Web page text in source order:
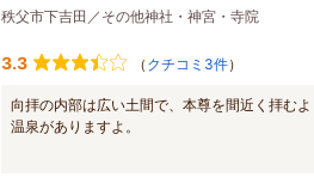
秩父市下吉田／その他神社・神宮・寺院
3.3 （ クチコミ3件）
向拝の内部は広い土間で、本尊を間近く拝む
温泉がありますよ。